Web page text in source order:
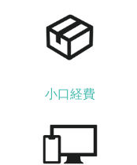
小口経費